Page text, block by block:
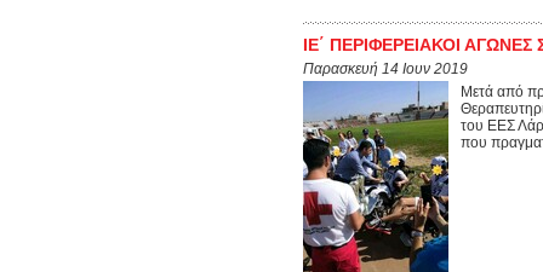
ΙΕ΄ ΠΕΡΙΦΕΡΕΙΑΚΟΙ ΑΓΩΝΕΣ
Παρασκευή 14 Ιουν 2019
Μετά από
του ΕΕΣ
που